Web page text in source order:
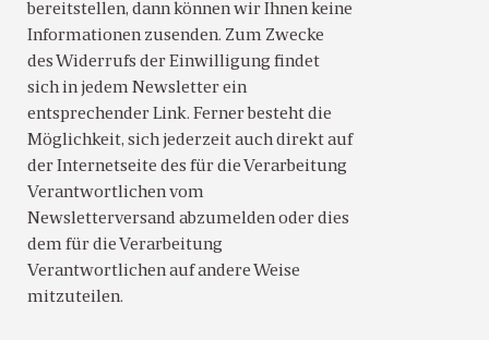
bereitstellen, dann können wir Ihnen keine
Informationen zusenden. Zum Zwecke
des Widerrufs der Einwilligung findet
sich in jedem Newsletter ein
entsprechender Link. Ferner besteht die
Möglichkeit, sich jederzeit auch direkt auf
der Internetseite des für die Verarbeitung
Verantwortlichen vom
Newsletterversand abzumelden oder dies
dem für die Verarbeitung
Verantwortlichen auf andere Weise
mitzuteilen.